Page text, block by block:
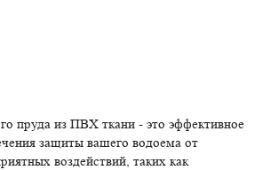
пруда из ПВХ ткани - это эффективное
защиты вашего водоема от
воздействий, таких как